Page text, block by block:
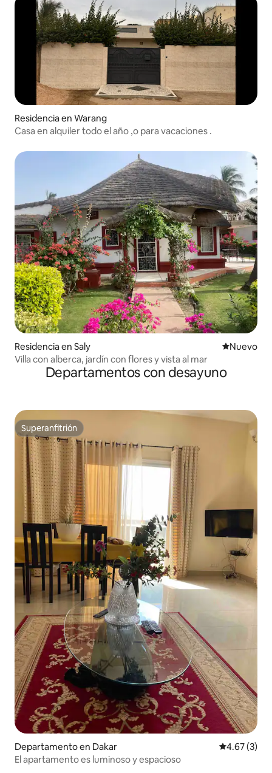
Residencia en Warang
Casa en alquiler todo el año ,o para vacaciones .
Residencia en Saly Nuevo
Nuevo
Villa con alberca, jardín con flores y vista al mar
Departamentos con desayuno
Superanfitrión
Superanfitrión
Departamento en Dakar Calificación
4.67 (3)
El apartamento es luminoso y espacioso